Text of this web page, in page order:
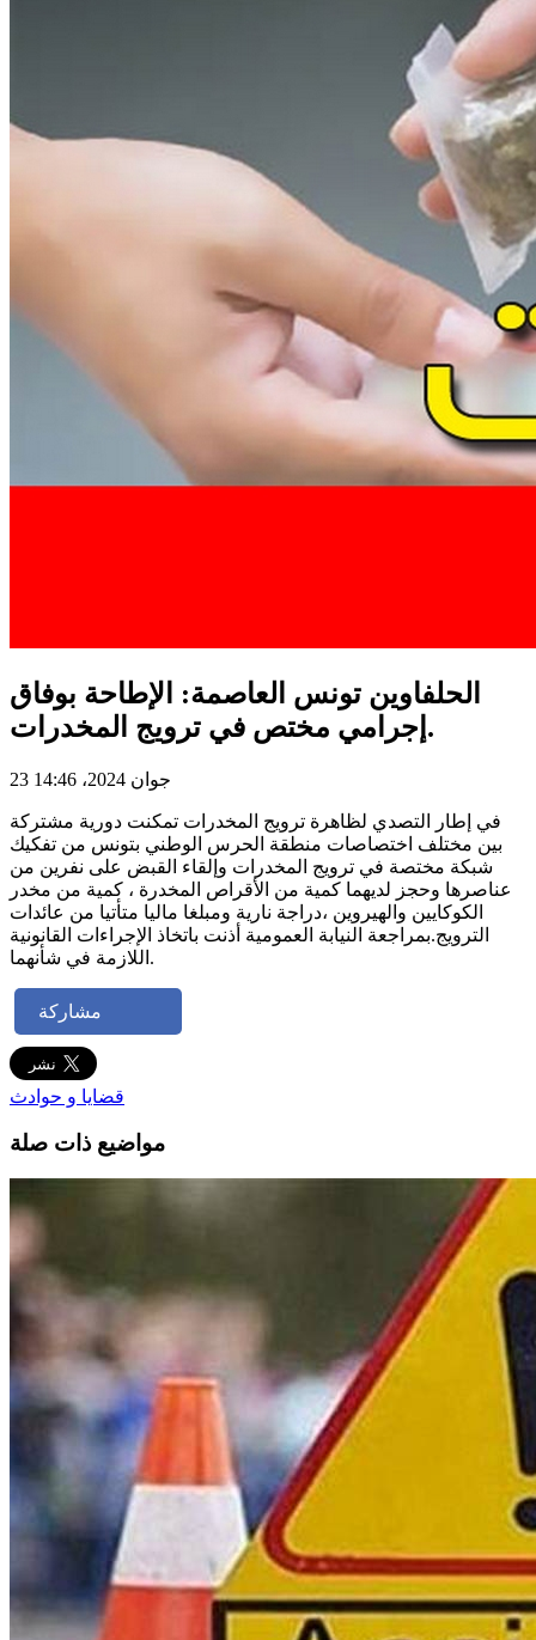
الحلفاوين تونس العاصمة: الإطاحة بوفاق
إجرامي مختص في ترويج المخدرات.
23 جوان 2024، 14:46
في إطار التصدي لظاهرة ترويج المخدرات تمكنت دورية مشتركة
بين مختلف اختصاصات منطقة الحرس الوطني بتونس من تفكيك
شبكة مختصة في ترويج المخدرات وإلقاء القبض على نفرين من
عناصرها وحجز لديهما كمية من الأقراص المخدرة ، كمية من مخدر
الكوكايين والهيروين ،دراجة نارية ومبلغا ماليا متأتيا من عائدات
الترويج.بمراجعة النيابة العمومية أذنت باتخاذ الإجراءات القانونية
اللازمة في شأنهما.
مشاركة
قضايا و حوادث
مواضيع ذات صلة